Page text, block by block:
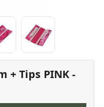
+ Tips PINK -